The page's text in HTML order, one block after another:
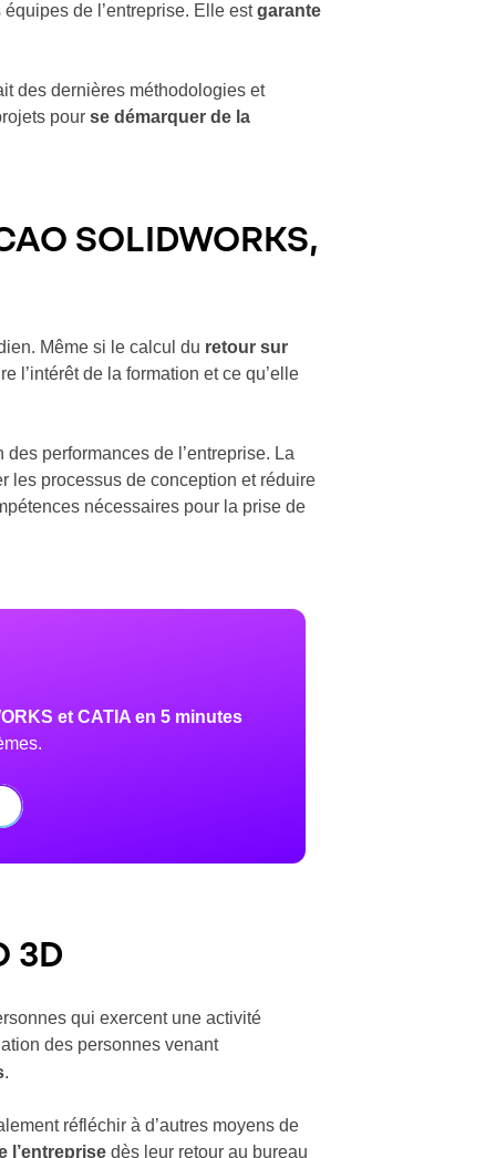
de l’entreprise. Elle estgarante
des dernières méthodologies et
pourse démarquer de la
SOLIDWORKS,
Même si le calcul du retour sur
l’intérêt de la formation et ce qu’elle
performances de l’entreprise. La
les processus de conception et réduire
nécessaires pour la prise de
et CATIA en 5 minutes
3D
qui exercent une activité
des personnes venant
.
réfléchir à d’autres moyens de
l’entreprise dès leur retour au bureau